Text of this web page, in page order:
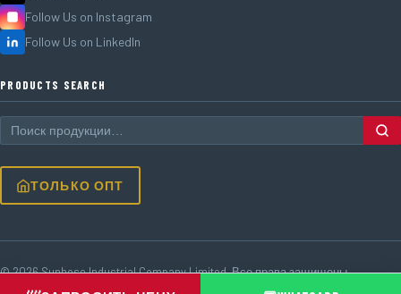
Follow Us on Instagram
Follow Us on LinkedIn
PRODUCTS SEARCH
ТОЛЬКО ОПТ
© 2026 Sunhose Industrial Company Limited. Все права защищены.
MOQ 1 000 м · OEM доступен · Напрямую с завода